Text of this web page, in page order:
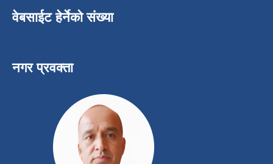
वेबसाईट हेर्नेको संख्या
नगर प्रवक्ता